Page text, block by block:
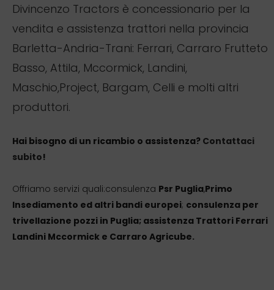
Divincenzo Tractors è concessionario per la
vendita e assistenza trattori nella provincia
Barletta-Andria-Trani: Ferrari, Carraro Frutteto
Basso, Attila, Mccormick, Landini,
Maschio,Project, Bargam, Celli e molti altri
produttori.
Hai bisogno di un ricambio o assistenza? Contattaci
subito!
Offriamo servizi quali:consulenza Psr Puglia,Primo
Insediamento ed altri bandi europei; consulenza per
trivellazione pozzi in Puglia; assistenza Trattori Ferrari
Landini Mccormick e Carraro Agricube.
0
1
2
3
4
5
6
0
1
2
3
4
5
6
0
1
20